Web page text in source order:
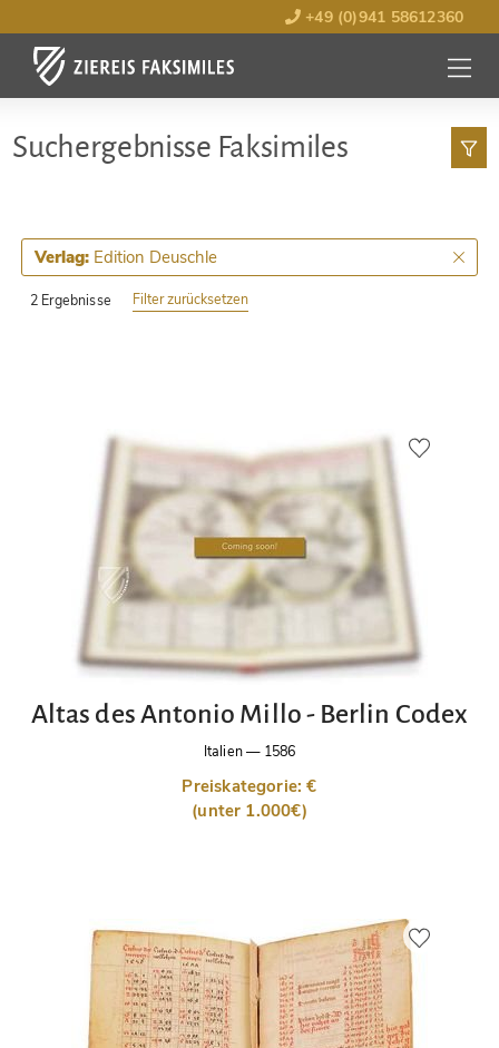
+49 (0)941 58612360
MENÜ
Such­ergebnisse Faksimiles
2 Ergebnisse
Verlag: Edition Deuschle
Filter zurücksetzen
Altas des Antonio Millo - Berlin Codex
Italien— 1586
Preiskategorie: €
(unter 1.000€)